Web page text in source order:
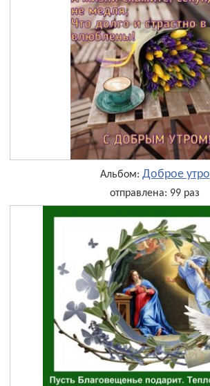
Альбом: Доброе утро
отправлена: 99 раз